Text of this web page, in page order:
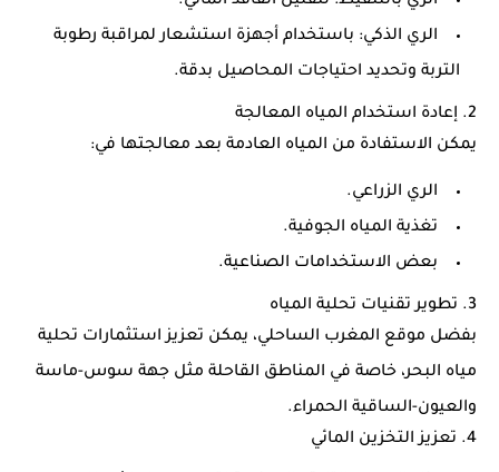
الري الذكي: باستخدام أجهزة استشعار لمراقبة رطوبة
التربة وتحديد احتياجات المحاصيل بدقة.
2.
إعادة استخدام المياه المعالجة
يمكن الاستفادة من المياه العادمة بعد معالجتها في:
الري الزراعي.
تغذية المياه الجوفية.
بعض الاستخدامات الصناعية.
3.
تطوير تقنيات تحلية المياه
بفضل موقع المغرب الساحلي، يمكن تعزيز استثمارات تحلية
مياه البحر، خاصة في المناطق القاحلة مثل جهة سوس-ماسة
والعيون-الساقية الحمراء.
4.
تعزيز التخزين المائي